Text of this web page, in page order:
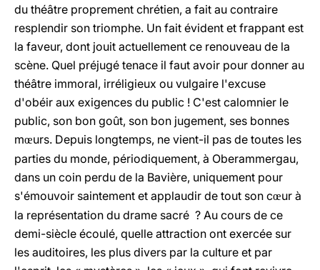
du théâtre proprement chrétien, a fait au contraire
resplendir son triomphe. Un fait évident et frappant est
la faveur, dont jouit actuellement ce renouveau de la
scène. Quel préjugé tenace il faut avoir pour donner au
théâtre immoral, irréligieux ou vulgaire l'excuse
d'obéir aux exigences du public ! C'est calomnier le
public, son bon goût, son bon jugement, ses bonnes
mœurs. Depuis longtemps, ne vient-il pas de toutes les
parties du monde, périodiquement, à Oberammergau,
dans un coin perdu de la Bavière, uniquement pour
s'émouvoir saintement et applaudir de tout son cœur à
la représentation du drame sacré ? Au cours de ce
demi-siècle écoulé, quelle attraction ont exercée sur
les auditoires, les plus divers par la culture et par